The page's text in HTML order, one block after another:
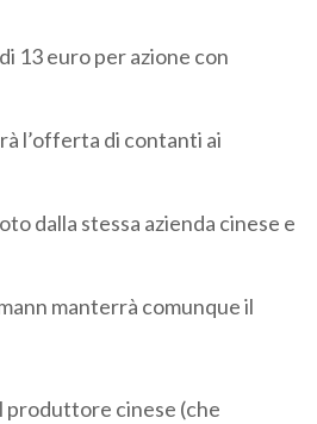
13 euro per azione con
l’offerta di contanti ai
dalla stessa azienda cinese e
manterrà comunque il
produttore cinese (che